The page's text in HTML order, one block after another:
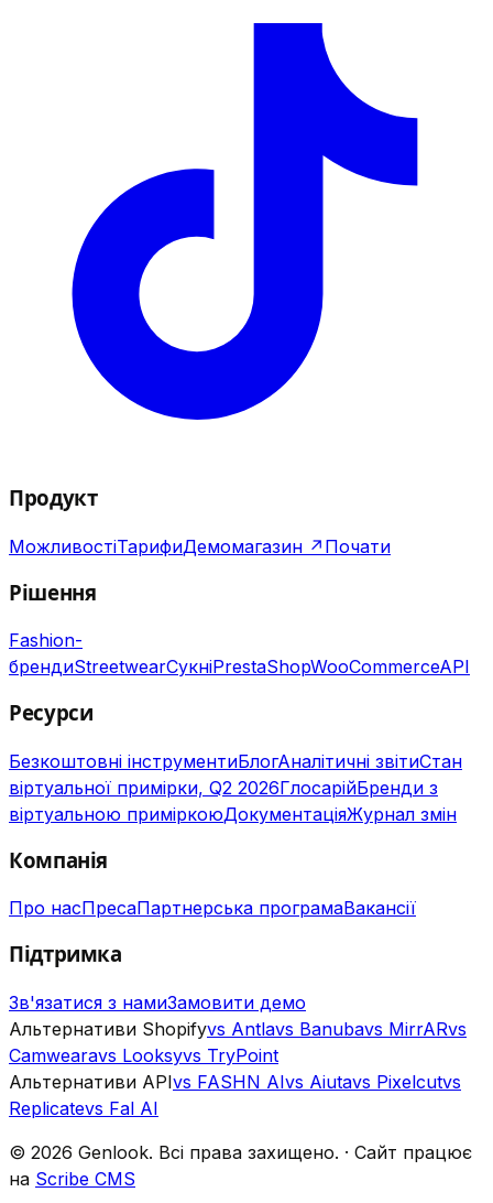
Продукт
МожливостіТарифиДемомагазин ↗ Почати
Рішення
Fashion-
брендиStreetwearСукніPrestaShopWooCommerceAPI
Ресурси
Безкоштовні інструментиБлогАналітичні звітиСтан
віртуальної примірки, Q2 2026ГлосарійБренди з
віртуальною приміркоюДокументаціяЖурнал змін
Компанія
Про насПресаПартнерська програмаВакансії
Підтримка
Зв'язатися з намиЗамовити демо
Альтернативи Shopifyvs Antlavs Banubavs MirrARvs
Camwearavs Looksyvs TryPoint
Альтернативи APIvs FASHN AIvs Aiutavs Pixelcutvs
Replicatevs Fal AI
© 2026 Genlook. Всі права захищено. · Сайт працює
на Scribe CMS